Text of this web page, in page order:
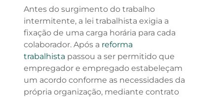
Antes do surgimento do trabalho
intermitente, a lei trabalhista exigia a
fixação de uma carga horária para cada
colaborador. Após a reforma
trabalhista passou a ser permitido que
empregador e empregado estabeleçam
um acordo conforme as necessidades da
própria organização, mediante contrato